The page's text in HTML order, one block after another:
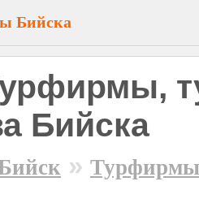
Бийска
Бийска
» Турфирмы